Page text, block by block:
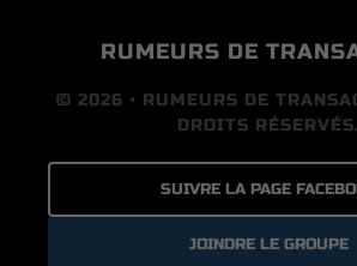
RUMEURS DE
© 2026 • RUMEURS DE
DROITS RÉSERVÉS.
SUIVRE LA PAGE
JOINDRE LE GROUPE